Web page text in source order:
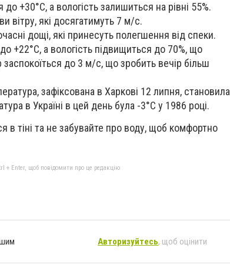
+30°C, а вологість залишиться на рівні 55%.
вітру, які досягатимуть 7 м/с.
дощі, які принесуть полегшення від спеки.
+22°C, а вологість підвищиться до 70%, що
заспокоїться до 3 м/с, що зробить вечір більш
зафіксована в Харкові 12 липня, становила
в Україні в цей день була -3°C у 1986 році.
в тіні та не забувайте про воду, щоб комфортно
+ Enter, щоб повідомити про це редакцію
Авторизуйтесь, щоб оцінити